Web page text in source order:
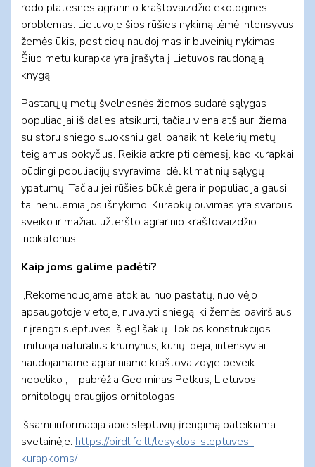
rodo platesnes agrarinio kraštovaizdžio ekologines
problemas. Lietuvoje šios rūšies nykimą lėmė intensyvus
žemės ūkis, pesticidų naudojimas ir buveinių nykimas.
Šiuo metu kurapka yra įrašyta į Lietuvos raudonąją
knygą.
Pastarųjų metų švelnesnės žiemos sudarė sąlygas
populiacijai iš dalies atsikurti, tačiau viena atšiauri žiema
su storu sniego sluoksniu gali panaikinti kelerių metų
teigiamus pokyčius. Reikia atkreipti dėmesį, kad kurapkai
būdingi populiacijų svyravimai dėl klimatinių sąlygų
ypatumų. Tačiau jei rūšies būklė gera ir populiacija gausi,
tai nenulemia jos išnykimo. Kurapkų buvimas yra svarbus
sveiko ir mažiau užteršto agrarinio kraštovaizdžio
indikatorius.
Kaip joms galime padėti?
„Rekomenduojame atokiau nuo pastatų, nuo vėjo
apsaugotoje vietoje, nuvalyti sniegą iki žemės paviršiaus
ir įrengti slėptuves iš eglišakių. Tokios konstrukcijos
imituoja natūralius krūmynus, kurių, deja, intensyviai
naudojamame agrariniame kraštovaizdyje beveik
nebeliko“, – pabrėžia Gediminas Petkus, Lietuvos
ornitologų draugijos ornitologas.
Išsami informacija apie slėptuvių įrengimą pateikiama
svetainėje: https://birdlife.lt/lesyklos-sleptuves-
kurapkoms/